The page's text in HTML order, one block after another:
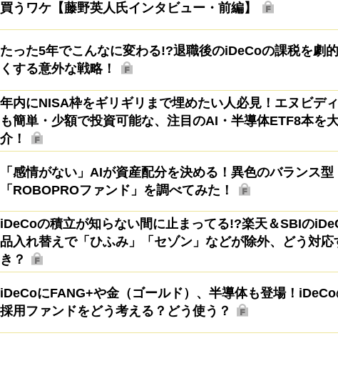
買うワケ【藤野英人氏インタビュー・前編】
たった5年でこんなに変わる!?退職後のiDeCoの課税を劇
くする意外な戦略！
年内にNISA枠をギリギリまで埋めたい人必見！エヌビデ
も簡単・少額で投資可能な、注目のAI・半導体ETF8本を
介！
「感情がない」AIが資産配分を決める！異色のバランス型
「ROBOPROファンド」を調べてみた！
iDeCoの積立が知らない間に止まってる!?楽天＆SBIの
品入れ替えで「ひふみ」「セゾン」などが除外、どう対応
き？
iDeCoにFANG+や金（ゴールド）、半導体も登場！
採用ファンドをどう考える？どう使う？